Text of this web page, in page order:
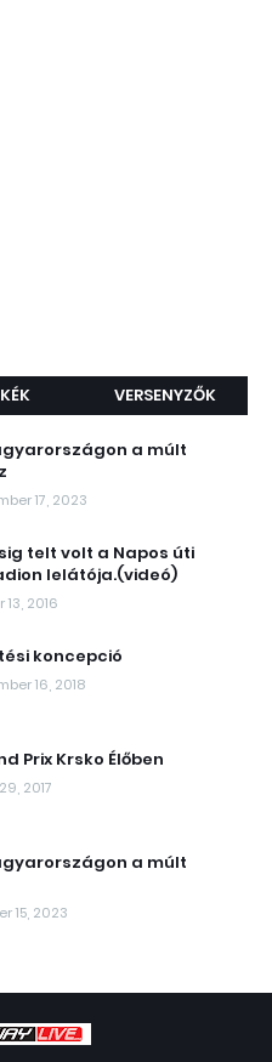
VERSENYZŐK
a múlt
17, 2023
telt volt a Napos úti
lelátója.(videó)
2016
koncepció
16, 2018
Prix Krsko Élőben
2017
a múlt
15, 2023